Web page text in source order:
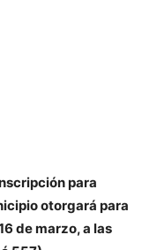
para
otorgará para
de marzo, a las